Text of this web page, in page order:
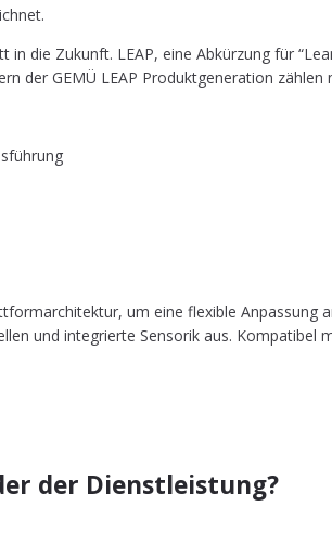
die Zukunft. LEAP, eine Abkür­zung für
der GEMÜ LEAP Pro­dukt­ge­nera­ti­on
um eine fle­xi­ble
und inte­grier­te Sen­so­rik aus.
der Dienstleistung?